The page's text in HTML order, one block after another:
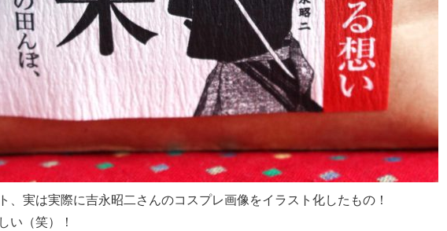
、実は実際に吉永昭二さんのコスプレ画像をイラスト化したもの！
い（笑）！